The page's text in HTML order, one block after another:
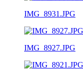
IMG_8931.JPG
IMG_8927.JPG